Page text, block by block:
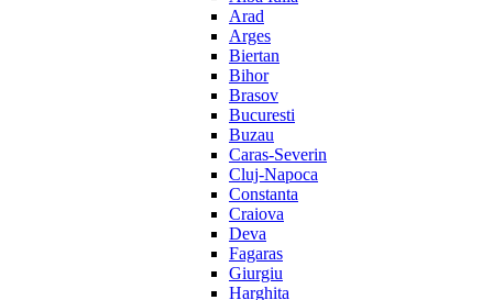
Arad
Arges
Biertan
Bihor
Brasov
Bucuresti
Buzau
Caras-Severin
Cluj-Napoca
Constanta
Craiova
Deva
Fagaras
Giurgiu
Harghita